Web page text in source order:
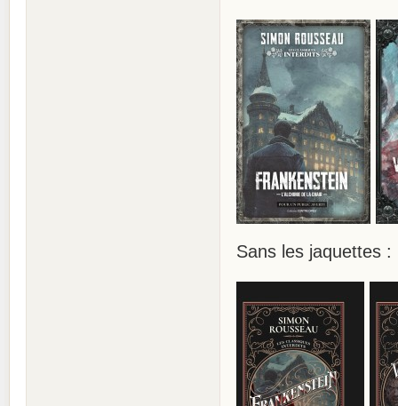
Sans les jaquettes :